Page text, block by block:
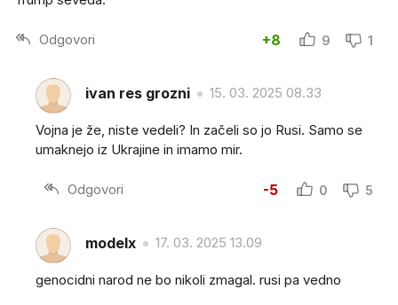
Odgovori +8 9 1
ivan res grozni 15. 03. 2025 08.33
Vojna je že, niste vedeli? In začeli so jo Rusi. Samo se
umaknejo iz Ukrajine in imamo mir.
Odgovori -5 0 5
modelx 17. 03. 2025 13.09
genocidni narod ne bo nikoli zmagal. rusi pa vedno